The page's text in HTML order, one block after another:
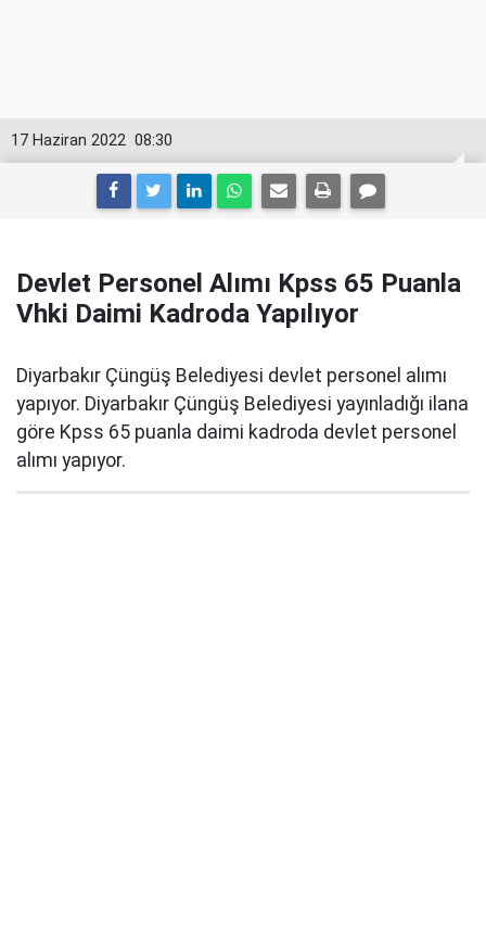
08:30
17 Haziran 2022
Devlet Personel Alımı Kpss 65 Puanla
Vhki Daimi Kadroda Yapılıyor
Diyarbakır Çüngüş Belediyesi devlet personel alımı
yapıyor. Diyarbakır Çüngüş Belediyesi yayınladığı ilana
göre Kpss 65 puanla daimi kadroda devlet personel
alımı yapıyor.